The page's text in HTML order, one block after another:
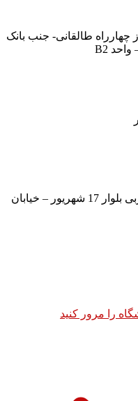
چهارراه طالقانی- جنب بانک
تهران – بزرگراه فتح – انتهای غربی بلوار 17 شهریور – خیابان
را مرور کنید